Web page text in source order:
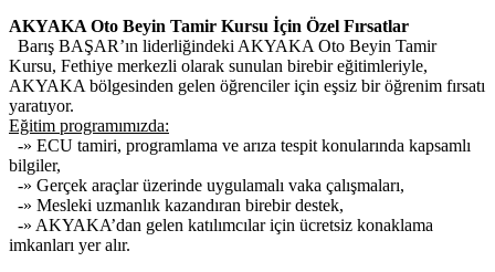
AKYAKA Oto Beyin Tamir Kursu İçin Özel Fırsatlar
Barış BAŞAR’ın liderliğindeki AKYAKA Oto Beyin Tamir
Kursu, Fethiye merkezli olarak sunulan birebir eğitimleriyle,
AKYAKA bölgesinden gelen öğrenciler için eşsiz bir öğrenim fırsatı
yaratıyor.
Eğitim programımızda:
-» ECU tamiri, programlama ve arıza tespit konularında kapsamlı
bilgiler,
-» Gerçek araçlar üzerinde uygulamalı vaka çalışmaları,
-» Mesleki uzmanlık kazandıran birebir destek,
-» AKYAKA’dan gelen katılımcılar için ücretsiz konaklama
imkanları yer alır.